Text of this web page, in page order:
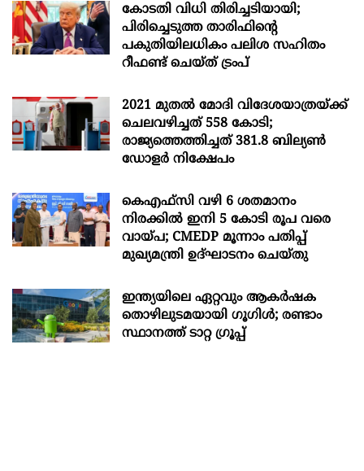
കോടതി വിധി തിരിച്ചടിയായി;
പിരിച്ചെടുത്ത താരിഫിന്‍റെ
പകുതിയിലധികം പലിശ സഹിതം
റീഫണ്ട് ചെയ്ത് ട്രംപ്
2021 മുതൽ മോദി വിദേശയാത്രയ്ക്ക്
ചെലവഴിച്ചത് 558 കോടി;
രാജ്യത്തെത്തിച്ചത് 381.8 ബില്യൺ
ഡോളർ നിക്ഷേപം
കെഎഫ്സി വഴി 6 ശതമാനം
നിരക്കിൽ ഇനി 5 കോടി രൂപ വരെ
വായ്പ; CMEDP മൂന്നാം പതിപ്പ്
മുഖ്യമന്ത്രി ഉദ്ഘാടനം ചെയ്തു
ഇന്ത്യയിലെ ഏറ്റവും ആകര്‍ഷക
തൊഴിലുടമയായി ഗൂഗിള്‍; രണ്ടാം
സ്ഥാനത്ത് ടാറ്റ ഗ്രൂപ്പ്